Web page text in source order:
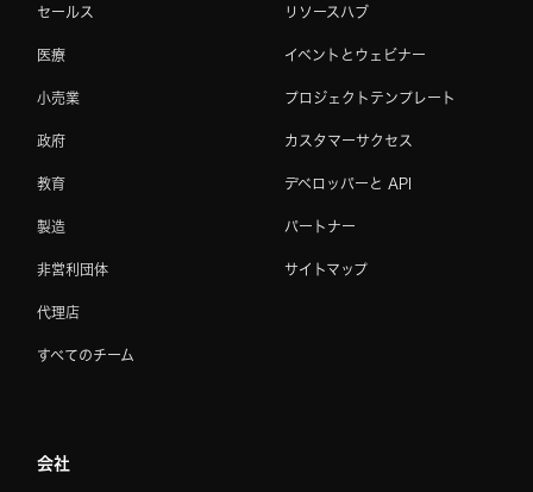
セールス
医療
小売業
政府
教育
製造
非営利団体
代理店
すべてのチーム
リソースハブ
イベントとウェビナー
プロジェクトテンプレート
カスタマーサクセス
デベロッパーと API
パートナー
サイトマップ
会社